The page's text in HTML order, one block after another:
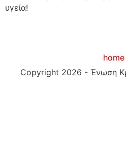
υγεία!
home
Copyright 2026 - Ένωση